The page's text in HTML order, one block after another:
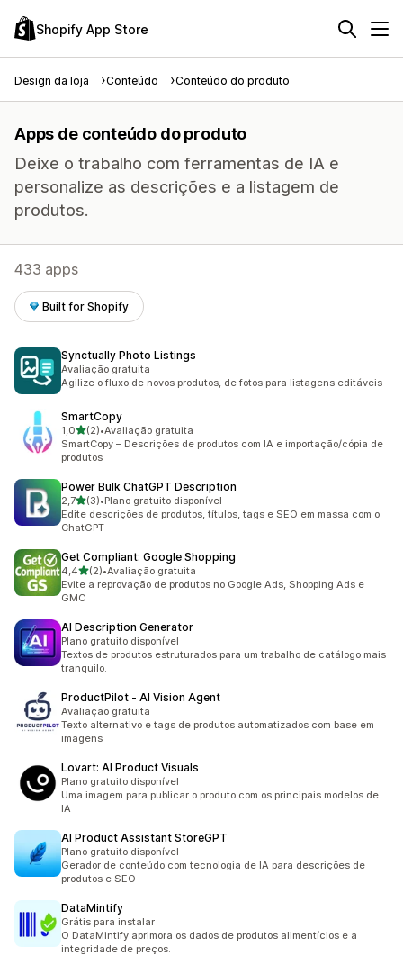
Shopify App Store
Design da loja Conteúdo Conteúdo do produto
Apps de conteúdo do produto
Deixe o trabalho com ferramentas de IA e
personalize as descrições e a listagem de
produtos.
433 apps
Built for Shopify
Synctually Photo Listings
Avaliação gratuita
Agilize o fluxo de novos produtos, de fotos para listagens editáveis
SmartCopy
1,0de 5 estrelas
(2)
2 avaliações ao todo
•Avaliação gratuita
SmartCopy – Descrições de produtos com IA e importação/cópia de
produtos
Power Bulk ChatGPT Description
2,7de 5 estrelas
(3)
3 avaliações ao todo
•Plano gratuito disponível
Edite descrições de produtos, títulos, tags e SEO em massa com o
ChatGPT
Get Compliant: Google Shopping
4,4de 5 estrelas
(2)
2 avaliações ao todo
•Avaliação gratuita
Evite a reprovação de produtos no Google Ads, Shopping Ads e
GMC
AI Description Generator
Plano gratuito disponível
Textos de produtos estruturados para um trabalho de catálogo mais
tranquilo.
ProductPilot ‑ AI Vision Agent
Avaliação gratuita
Texto alternativo e tags de produtos automatizados com base em
imagens
Lovart: AI Product Visuals
Plano gratuito disponível
Uma imagem para publicar o produto com os principais modelos de
IA
AI Product Assistant StoreGPT
Plano gratuito disponível
Gerador de conteúdo com tecnologia de IA para descrições de
produtos e SEO
DataMintify
Grátis para instalar
O DataMintify aprimora os dados de produtos alimentícios e a
integridade de preços.